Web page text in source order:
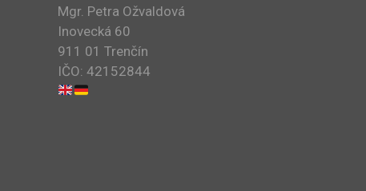
Mgr. Petra Ožvaldová
Inovecká 60
911 01 Trenčín
IČO: 42152844